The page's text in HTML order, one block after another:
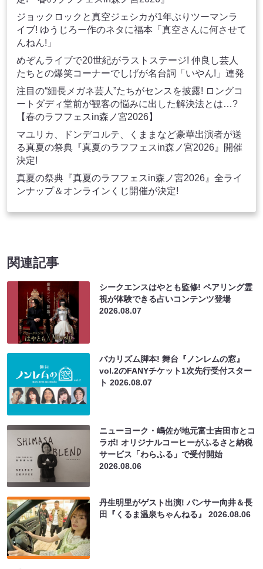
ジョックロックと真空ジェシカが1年ぶりツーマンラ
イブ! ゆうじろー作のネタに福本「真空さんに何させて
んねん!」
めぞんライブで20世紀がラストステージ! 仲良し芸人
たちとの爆笑コーナーでしげが名台詞「いやん!」連発
注目の“細長メガネ芸人”たちがセンスを披露! ロングコ
ートダディ堂前が観客の悩みに出した解決法とは…?
【春のラフフェスin森ノ宮2026】
マユリカ、ドンデコルテ、くままなど豪華出演者が送
る真夏の祭典『真夏のラフフェスin森ノ宮2026』開催
決定!
真夏の祭典『真夏のラフフェスin森ノ宮2026』全ライ
ンナップ＆オンラインくじ開催が決定!
関連記事
シークエンスはやとも監修! ペアリング霊
視が体験できる占いコンテンツ登場
2026.08.07
バカリズム脚本! 舞台『ノンレムの窓』
vol.2のFANYチケット1次先行受付スター
ト2026.08.07
ニューヨーク・嶋佐が地元富士吉田市とコ
ラボ! オリジナルコーヒーがふるさと納税
サービス「わらふる」で受付開始
2026.08.06
丹生明里がゲスト出演! パンサー向井＆長
田『くるま温泉ちゃんねる』2026.08.06